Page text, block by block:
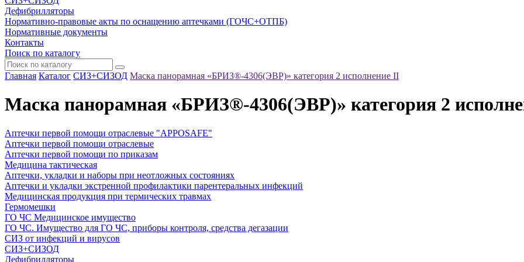
Дефибрилляторы
Нормативно-правовые акты по оснащению аптечками (ГОЧС+ОТПБ)
Нормативные документы
Контакты
Поиск по каталогу
Главная Каталог СИЗ+СИЗОД Маска панорамная «БРИЗ®-4306(ЭВР)» категория 2 исполнение II
Маска панорамная «БРИЗ®-4306(ЭВР)» категория 2
Аптечки первой помощи отраслевые "APPOSAFE"
Аптечки первой помощи отраслевые
Аптечки первой помощи по приказам
Медицина тактическая
Аптечки, укладки и наборы при неотложных состояниях
Аптечки и укладки экстренной профилактики парентеральных инфекций
Медицинская продукция при термических травмах
Гермомешки
ГО ЧС Медицинское имущество
ГО ЧС. Имущество для ГО ЧС, приборы контроля, средства дегазации
СИЗ от инфекций и вирусов
СИЗ+СИЗОД
Дефибрилляторы